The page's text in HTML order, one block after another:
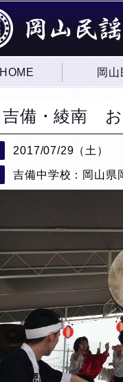
HOME 岡
吉備・綾南 お
2017/07/29（土）
吉備中学校：岡山県